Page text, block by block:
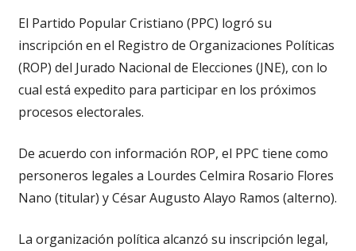
El Partido Popular Cristiano (PPC) logró su
inscripción en el Registro de Organizaciones Políticas
(ROP) del Jurado Nacional de Elecciones (JNE), con lo
cual está expedito para participar en los próximos
procesos electorales.
De acuerdo con información ROP, el PPC tiene como
personeros legales a Lourdes Celmira Rosario Flores
Nano (titular) y César Augusto Alayo Ramos (alterno).
La organización política alcanzó su inscripción legal,